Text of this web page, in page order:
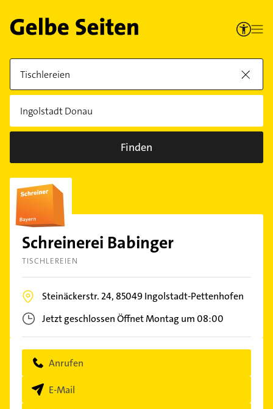
Finden
Schreinerei Babinger
TISCHLEREIEN
Steinäckerstr. 24, 85049Ingolstadt-Pettenhofen
Jetzt geschlossenÖffnet Montag um 08:00
Anrufen
E-Mail